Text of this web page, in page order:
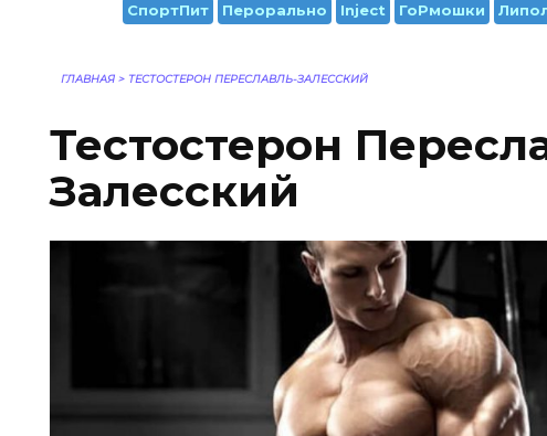
СпортПит Перорально Inject ГоРмошки
ГЛАВНАЯ > ТЕСТОСТЕРОН ПЕРЕСЛАВЛЬ-ЗАЛЕССКИЙ
Тестостерон
Залесский